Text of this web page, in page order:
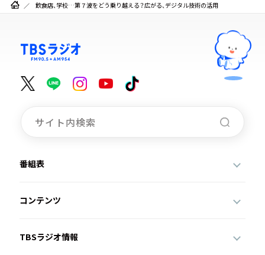
飲食店、学校…第７波をどう乗り越える？広がる、デジタル技術の活用
番組表
コンテンツ
TBSラジオ情報